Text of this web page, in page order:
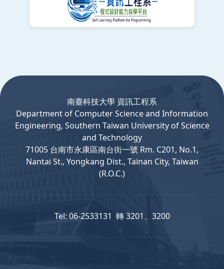
南臺科技大學 資訊工程系
Departmentof ComputerScience and Information
Engineering, Southern Taiwan University of Science
and Technology
71005 台南市永康區南台街一號 Rm. C201, No.1,
Nantai St., Yongkang Dist., Tainan City, Taiwan
(R.O.C.)
Tel: 06-2533131 轉 3201、3200